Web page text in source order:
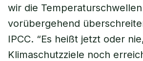
wir die Temperaturschwellen
vorübergehend
IPCC. “Es heißt jetzt oder
Klimaschutzziele noch